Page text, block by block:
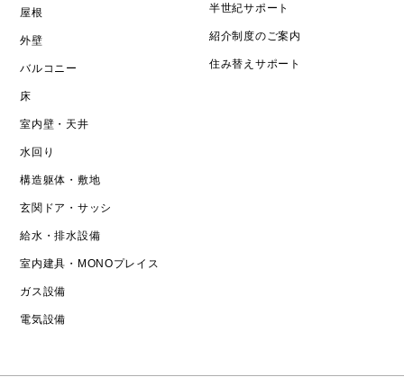
屋根
外壁
バルコニー
床
室内壁・天井
水回り
構造躯体・敷地
玄関ドア・サッシ
給水・排水設備
室内建具・MONOプレイス
ガス設備
電気設備
半世紀サポート
紹介制度のご案内
住み替えサポート